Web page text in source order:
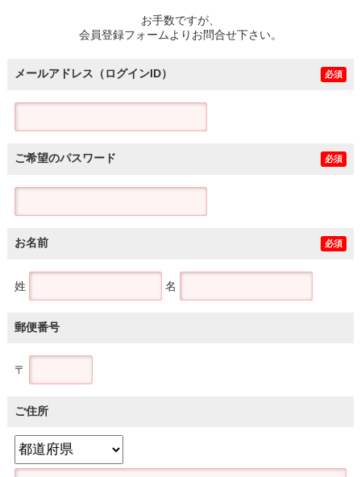
お手数ですが、
会員登録フォームよりお問合せ下さい。
メールアドレス（ログインID） 必須
ご希望のパスワード 必須
お名前 必須
姓 名
郵便番号
〒
ご住所